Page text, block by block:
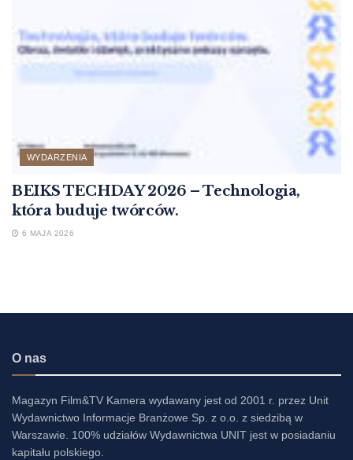
WYDARZENIA
BEIKS TECHDAY 2026 – Technologia,
która buduje twórców.
6 MAJA 2026
O nas
Magazyn Film&TV Kamera wydawany jest od 2001 r. przez Unit
Wydawnictwo Informacje Branżowe Sp. z o.o. z siedzibą w
Warszawie. 100% udziałów Wydawnictwa UNIT jest w posiadaniu
kapitału polskiego.